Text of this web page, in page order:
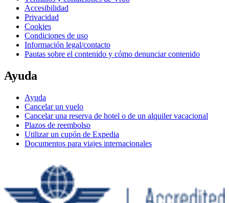
Accesibilidad
Privacidad
Cookies
Condiciones de uso
Información legal/contacto
Pautas sobre el contenido y cómo denunciar contenido
Ayuda
Ayuda
Cancelar un vuelo
Cancelar una reserva de hotel o de un alquiler vacacional
Plazos de reembolso
Utilizar un cupón de Expedia
Documentos para viajes internacionales